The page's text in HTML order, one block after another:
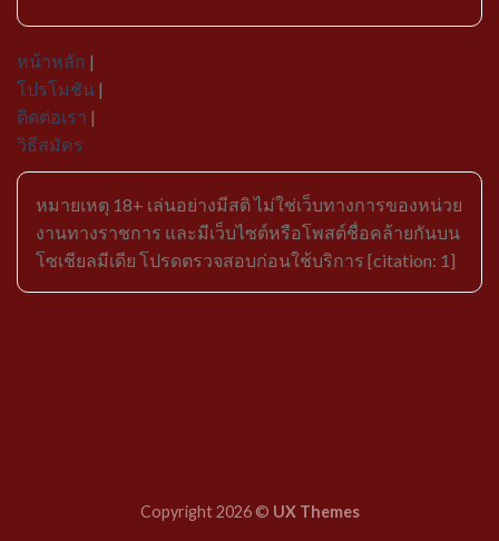
หน้าหลัก |
โปรโมชัน |
ติดต่อเรา |
วิธีสมัคร
หมายเหตุ 18+ เล่นอย่างมีสติ ไม่ใช่เว็บทางการของหน่วย
งานทางราชการ และมีเว็บไซต์หรือโพสต์ชื่อคล้ายกันบน
โซเชียลมีเดีย โปรดตรวจสอบก่อนใช้บริการ [citation: 1]
Copyright 2026 © UX Themes